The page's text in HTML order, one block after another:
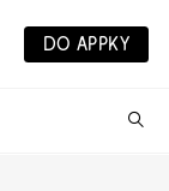
DO APPKY